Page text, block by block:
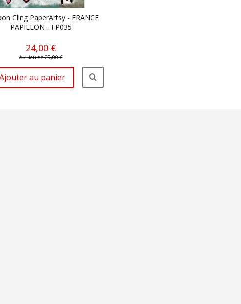
Cling PaperArtsy - FRANCE
PAPILLON - FP035
24,00 €
Au lieu de 29,00 €
au panier